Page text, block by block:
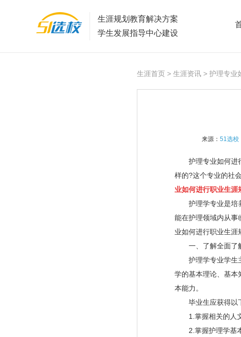
生涯规划教育解决方案
学生发展指导中心建设
生涯首页 > 生涯资讯 > 护理专业
来源： 51选校
护理专业如何进行
样的?这个专业的社
业如何进行职业生涯
护理学专业是培养
能在护理领域内从事
业如何进行职业生涯
一、了解全面了
护理学专业学生主
学的基本理论、基本
本能力。
毕业生应获得以下
1.掌握相关的人文
2.掌握护理学基本